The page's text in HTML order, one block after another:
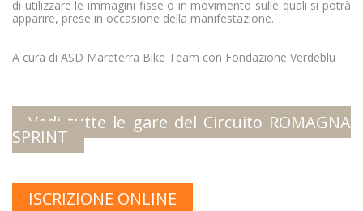
Necessari
navigazione.
Il sito non può funzionare correttamente senza questi cookie e
consenso.
di utilizzare le immagini fisse o in movimento sulle quali si potrà
apparire, prese in occasione della manifestazione.
A cura di ASD Mareterra Bike Team con Fondazione Verdeblu
Vedi tutte le gare del Circuito ROMAGNA
SPRINT
ISCRIZIONE ONLINE